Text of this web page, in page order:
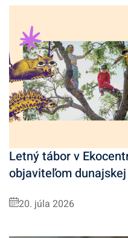
Letný tábor v
objaviteľom
20. júla 2026